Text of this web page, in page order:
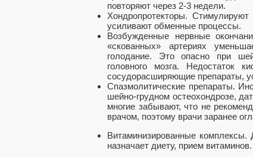
повторяют через 2-3 недели.
Хондропротекторы.
усиливают обменные процессы.
Возбужденные нервные
«скованных» артериях
голодание. Это опасно при
головного мозга. Недостаток
сосудорасширяющие препараты,
Спазмолитические препараты.
шейно-грудном остеохондрозе,
многие забывают, что не
врачом, поэтому врачи заранее
Витаминизированные комплексы.
назначает диету, прием витаминов.